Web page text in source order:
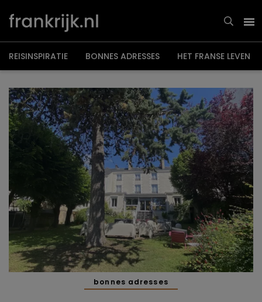
naar
inhoud
REISINSPIRATIE BONNES ADRESSES HET FRANSE LEVEN
bonnes adresses